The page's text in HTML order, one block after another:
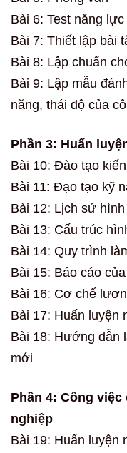
Bài 6: Test năng
Bài 7: Thiết lập bài
Bài 8: Lập chuẩn
Bài 9: Lập mẫu
năng, thái độ của
Phần 3: Huấn
Bài 10: Đào tạo
Bài 11: Đạo tạo kỹ
Bài 12: Lịch sử
Bài 13: Cấu trúc
Bài 14: Quy trình
Bài 15: Báo cáo
Bài 16: Cơ chế
Bài 17: Huấn luyện
Bài 18: Hướng dẫn
mới
Phần 4: Công
nghiệp
Bài 19: Huấn luyện